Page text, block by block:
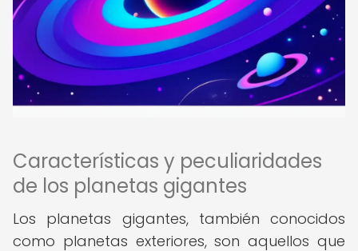
Características y peculiaridades
de los planetas gigantes
Los planetas gigantes, también conocidos
como planetas exteriores, son aquellos que